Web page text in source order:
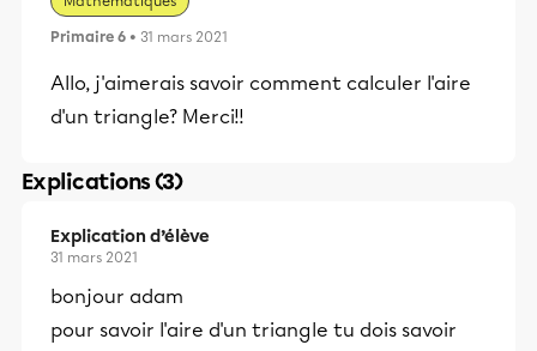
Primaire 6 • 31 mars 2021
Allo, j'aimerais savoir comment calculer l'aire
d'un triangle? Merci!!
Explications (3)
Explication d’élève
31 mars 2021
bonjour adam
pour savoir l'aire d'un triangle tu dois savoir